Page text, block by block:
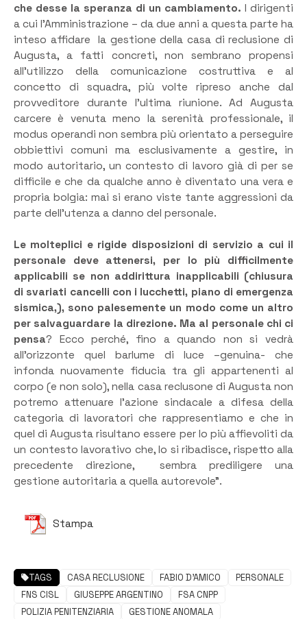
che desse la speranza di un cambiamento. I dirigenti
a cui l’Amministrazione – da due anni a questa parte ha
inteso affidare la gestione della casa di reclusione di
Augusta, a fatti concreti, non sembrano propensi
all’utilizzo della comunicazione costruttiva e al
concetto di squadra, più volte ripreso anche dal
provveditore durante l’ultima riunione. Ad Augusta
carcere è venuta meno la serenità professionale, il
modus operandi non sembra più orientato a perseguire
obbiettivi comuni ma esclusivamente a gestire, in
modo autoritario, un contesto di lavoro già di per se
difficile e che da qualche anno è diventato una vera e
propria bolgia: mai si erano viste tante aggressioni da
parte dell’utenza a danno del personale.
Le molteplici e rigide disposizioni di servizio a cui il
personale deve attenersi, per lo più difficilmente
applicabili se non addirittura inapplicabili (chiusura
di svariati cancelli con i lucchetti, piano di emergenza
sismica,), sono palesemente un modo come un altro
per salvaguardare la direzione. Ma al personale chi ci
pensa? Ecco perché, fino a quando non si vedrà
all’orizzonte quel barlume di luce –genuina- che
infonda nuovamente fiducia tra gli appartenenti al
corpo (e non solo), nella casa reclusone di Augusta non
potremo attenuare l’azione sindacale a difesa della
categoria di lavoratori che rappresentiamo e che in
quel di Augusta risultano essere per lo più affievoliti da
un contesto lavorativo che, lo si ribadisce, rispetto alla
precedente direzione, sembra prediligere una
gestione autoritaria a quella autorevole”.
Stampa
TAGS CASA RECLUSIONE FABIO D’AMICO
PERSONALE
FNS CISL
GIUSEPPE ARGENTINO
FSA CNPP
POLIZIA PENITENZIARIA
GESTIONE ANOMALA